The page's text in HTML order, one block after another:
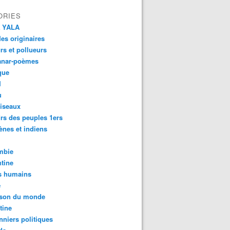
YALA
originaires
et pollueurs
poèmes
des peuples 1ers
et indiens
humains
du monde
politiques